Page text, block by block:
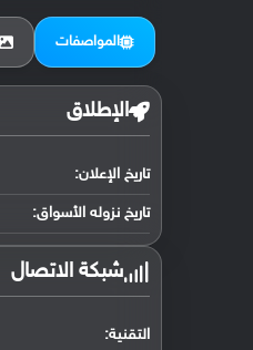
المواصفات
الإطلاق
تاريخ الإعلان:
تاريخ نزوله الأسواق:
شبكة الاتصال
التقنية: